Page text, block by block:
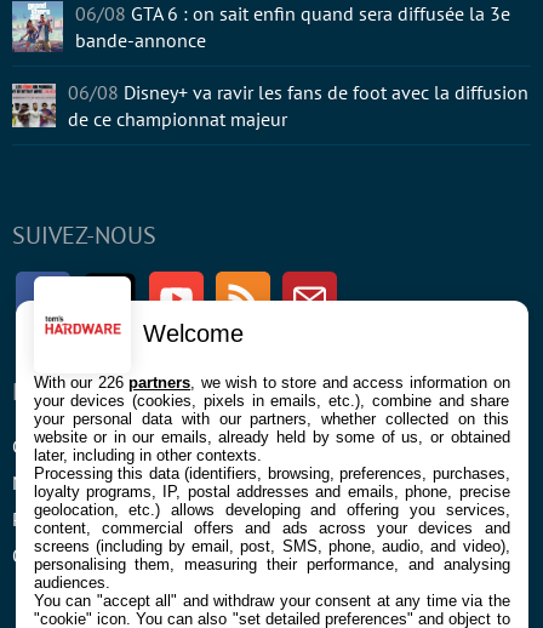
SUIVEZ-NOUS
FacebookTwitter Youtube RSS Newsletter
ENTREPRISE
Confidentialité et Cookies
Mentions légales et CGU
Préférences Cookies
Qui sommes nous
À PROPOS
Contact
06/08 GTA 6 : on sait enfin quand sera diffusée la 3e
bande-annonce
06/08 Disney+ va ravir les fans de foot avec la diffusion
de ce championnat majeur
Welcome
With our 226partners , we wish to store and access information on
your devices (cookies, pixels in emails, etc.), combine and share
your personal data with our partners, whether collected on this
website or in our emails, already held by some of us, or obtained
later, including in other contexts.
Processing this data (identifiers, browsing, preferences, purchases,
loyalty programs, IP, postal addresses and emails, phone, precise
geolocation, etc.) allows developing and offering you services,
content, commercial offers and ads across your devices and
screens (including by email, post, SMS, phone, audio, and video),
personalising them, measuring their performance, and analysing
audiences.
You can "accept all" and withdraw your consent at any time via the
"cookie" icon. You can also "set detailed preferences" and object to